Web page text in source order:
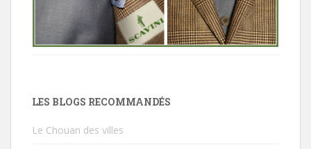
LES BLOGS RECOMMANDÉS
Le Chouan des villes